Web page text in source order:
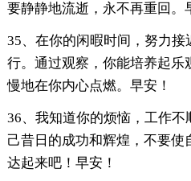
要静静地流逝，永不再重回。
35、在你的闲暇时间，努力
行。通过观察，你能培养起乐
慢地在你内心点燃。早安！
36、我知道你的烦恼，工作
己昔日的成功和辉煌，不要使
达起来吧！早安！